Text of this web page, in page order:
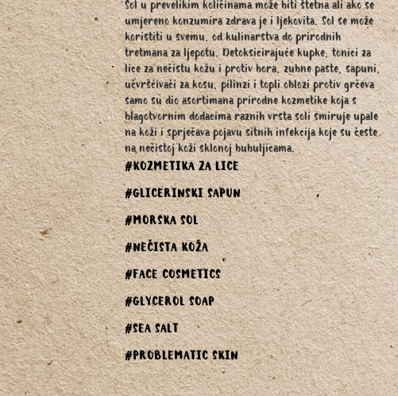
Sol u prevelikim količinama može biti štetna ali ako se
umjereno konzumira zdrava je i ljekovita. Sol se može
koristiti u svemu, od kulinarstva do prirodnih
tretmana za ljepotu. Detoksicirajuće kupke, tonici za
lice za nečistu kožu i protiv bora, zubne paste, sapuni,
učvršćivači za kosu, pilinzi i topli oblozi protiv grčeva
samo su dio asortimana prirodne kozmetike koja s
blagotvornim dodacima raznih vrsta soli smiruje upale
na koži i sprječava pojavu sitnih infekcija koje su česte
na nečistoj koži sklonoj bubuljicama.
#KOZMETIKA ZA LICE
#GLICERINSKI SAPUN
#MORSKA SOL
#NEČISTA KOŽA
#FACE COSMETICS
#GLYCEROL SOAP
#SEA SALT
#PROBLEMATIC SKIN